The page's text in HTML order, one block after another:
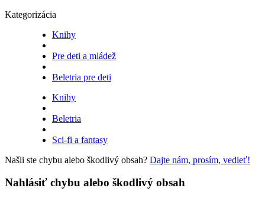
Kategorizácia
Knihy
Pre deti a mládež
Beletria pre deti
Knihy
Beletria
Sci-fi a fantasy
Našli ste chybu alebo škodlivý obsah? Dajte nám, prosím, vedieť!
Nahlásiť chybu alebo škodlivý obsah